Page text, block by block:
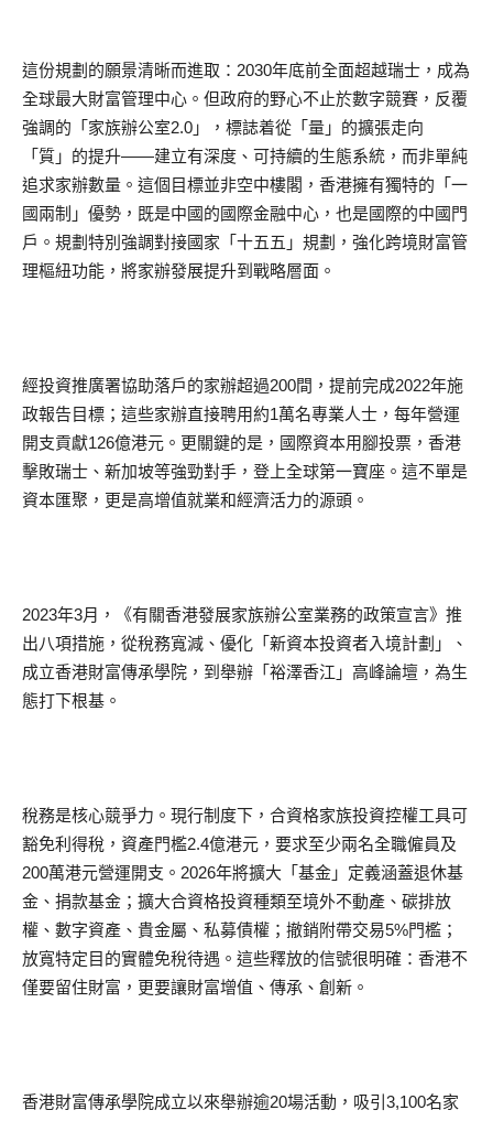
這份規劃的願景清晰而進取：2030年底前全面超越瑞士，成為
全球最大財富管理中心。但政府的野心不止於數字競賽，反覆
強調的「家族辦公室2.0」，標誌着從「量」的擴張走向
「質」的提升——建立有深度、可持續的生態系統，而非單純
追求家辦數量。這個目標並非空中樓閣，香港擁有獨特的「一
國兩制」優勢，既是中國的國際金融中心，也是國際的中國門
戶。規劃特別強調對接國家「十五五」規劃，強化跨境財富管
理樞紐功能，將家辦發展提升到戰略層面。
經投資推廣署協助落戶的家辦超過200間，提前完成2022年施
政報告目標；這些家辦直接聘用約1萬名專業人士，每年營運
開支貢獻126億港元。更關鍵的是，國際資本用腳投票，香港
擊敗瑞士、新加坡等強勁對手，登上全球第一寶座。這不單是
資本匯聚，更是高增值就業和經濟活力的源頭。
2023年3月，《有關香港發展家族辦公室業務的政策宣言》推
出八項措施，從稅務寬減、優化「新資本投資者入境計劃」、
成立香港財富傳承學院，到舉辦「裕澤香江」高峰論壇，為生
態打下根基。
稅務是核心競爭力。現行制度下，合資格家族投資控權工具可
豁免利得稅，資產門檻2.4億港元，要求至少兩名全職僱員及
200萬港元營運開支。2026年將擴大「基金」定義涵蓋退休基
金、捐款基金；擴大合資格投資種類至境外不動產、碳排放
權、數字資產、貴金屬、私募債權；撤銷附帶交易5%門檻；
放寬特定目的實體免稅待遇。這些釋放的信號很明確：香港不
僅要留住財富，更要讓財富增值、傳承、創新。
香港財富傳承學院成立以來舉辦逾20場活動，吸引3,100名家